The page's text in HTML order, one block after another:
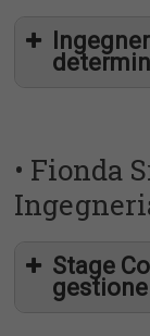
Dovrà inoltre
PLC e seguire
Buona
TRASFERTE
Sede di lavoro:
Si offre:
• Fionda
Stage